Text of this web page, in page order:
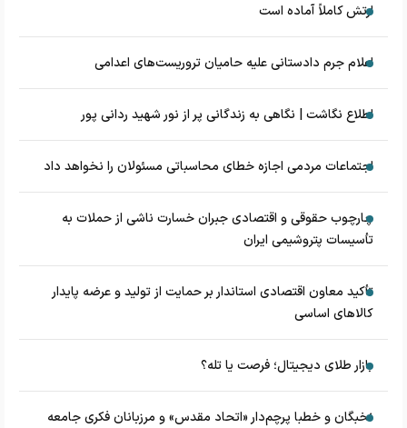
ارتش کاملاً آماده است
اعلام جرم دادستانی علیه حامیان تروریست‌های اعدامی
اطلاع نگاشت | نگاهی به زندگانی پر از نور شهید ردانی پور
اجتماعات مردمی اجازه خطای محاسباتی مسئولان را نخواهد داد
چارچوب حقوقی و اقتصادی جبران خسارت ناشی از حملات به
تأسیسات پتروشیمی ایران
تأکید معاون اقتصادی استاندار بر حمایت از تولید و عرضه پایدار
کالاهای اساسی
بازار طلای دیجیتال؛ فرصت یا تله؟
نخبگان و خطبا پرچم‌دار «اتحاد مقدس» و مرزبانان فکری جامعه